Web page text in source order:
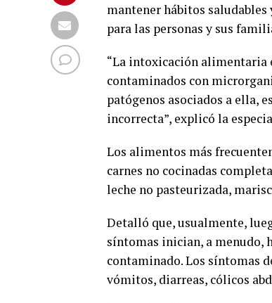
mantener hábitos
para las personas y sus
“La intoxicación alimentaria
contaminados con
patógenos asociados a ella,
incorrecta”, explicó la
Los alimentos más
carnes no cocinadas
leche no pasteurizada,
Detalló que, usualmente,
síntomas inician, a menudo,
contaminado. Los síntomas
vómitos, diarreas, cólicos